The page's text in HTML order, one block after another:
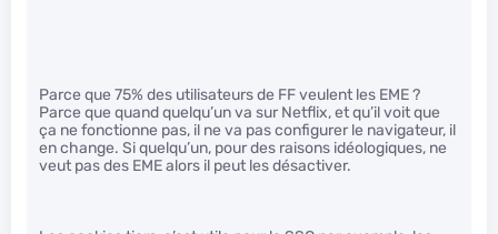
Parce que 75% des utilisateurs de FF veulent les EME ?
Parce que quand quelqu’un va sur Netflix, et qu’il voit que
ça ne fonctionne pas, il ne va pas configurer le navigateur, il
en change. Si quelqu’un, pour des raisons idéologiques, ne
veut pas des EME alors il peut les désactiver.